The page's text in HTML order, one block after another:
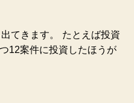
てきます。
たとえば投資
12案件に投資したほうが